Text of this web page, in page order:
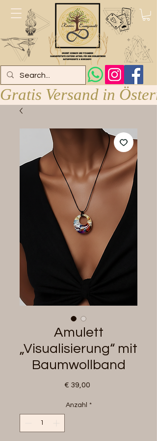
Gratis Versand in
Amulett
„Visualisierung“ mit
Baumwollband
€ 39,00
Anzahl *